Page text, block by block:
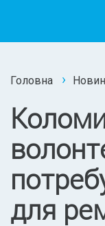
Головна
для